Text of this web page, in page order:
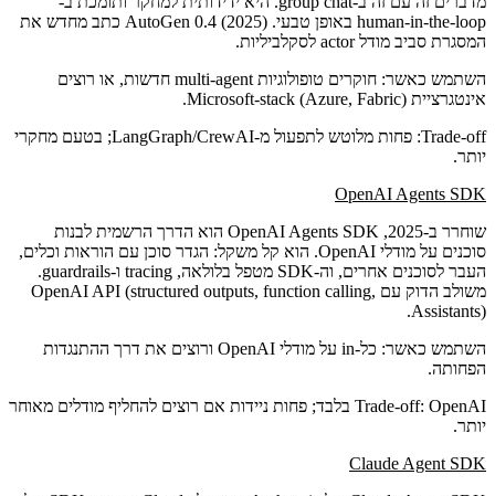
human-in-the-loop באופן טבעי. AutoGen 0.4 (2025) כתב מחדש את
המסגרת סביב מודל actor לסקלביליות.
השתמש כאשר
: חוקרים טופולוגיות multi-agent חדשות, או רוצים
אינטגרציית Microsoft-stack (Azure, Fabric).
Trade-off
: פחות מלוטש לתפעול מ-LangGraph/CrewAI; בטעם מחקרי
יותר.
OpenAI Agents SDK
שוחרר ב-2025, OpenAI Agents SDK הוא הדרך הרשמית לבנות
סוכנים על מודלי OpenAI. הוא קל משקל: הגדר סוכן עם הוראות וכלים,
העבר לסוכנים אחרים, וה-SDK מטפל בלולאה, tracing ו-guardrails.
משולב הדוק עם OpenAI API (structured outputs, function calling,
Assistants).
השתמש כאשר
: כל-in על מודלי OpenAI ורוצים את דרך ההתנגדות
הפחותה.
Trade-off : OpenAI בלבד; פחות ניידות אם רוצים להחליף מודלים מאוחר
יותר.
Claude Agent SDK